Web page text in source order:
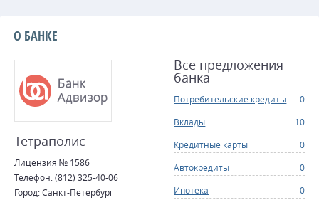
О БАНКЕ
Тетраполис
Лицензия № 1586
Телефон: (812) 325-40-06
Город: Санкт-Петербург
Все предложения
банка
Потребительские кредиты
0
Вклады
10
Кредитные карты
0
Автокредиты
0
Ипотека
0